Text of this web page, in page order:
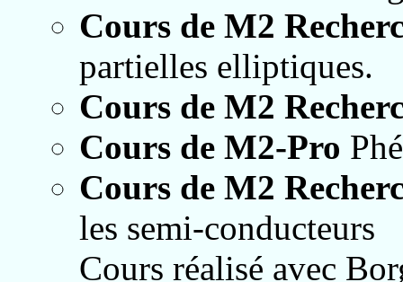
Cours de M2
partielles elliptiques.
Cours de M2
Cours de M2-Pro
Cours de M2
les semi-conducteurs
Cours réalisé avec